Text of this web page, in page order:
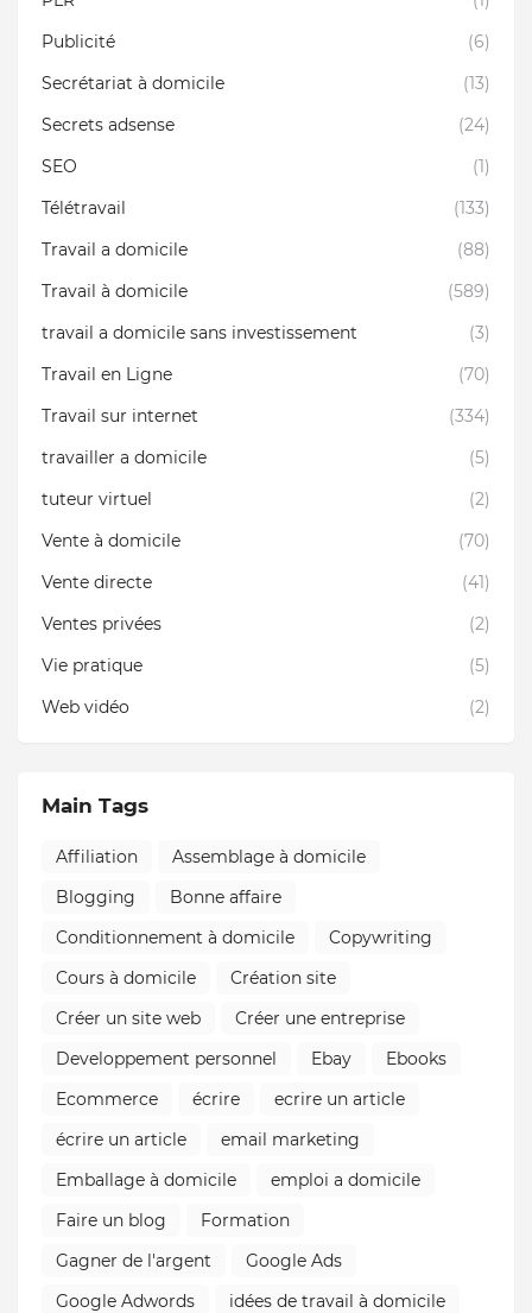
Publicité
(6)
Secrétariat à domicile
(13)
Secrets adsense
(24)
SEO
(1)
Télétravail
(133)
Travail a domicile
(88)
Travail à domicile
(589)
travail a domicile sans investissement
(3)
Travail en Ligne
(70)
Travail sur internet
(334)
travailler a domicile
(5)
tuteur virtuel
(2)
Vente à domicile
(70)
Vente directe
(41)
Ventes privées
(2)
Vie pratique
(5)
Web vidéo
(2)
Main Tags
Affiliation
Assemblage à domicile
Blogging
Bonne affaire
Conditionnement à domicile
Copywriting
Cours à domicile
Création site
Créer un site web
Créer une entreprise
Developpement personnel
Ebay
Ebooks
Ecommerce
écrire
ecrire un article
écrire un article
email marketing
Emballage à domicile
emploi a domicile
Faire un blog
Formation
Gagner de l'argent
Google Ads
Google Adwords
idées de travail à domicile